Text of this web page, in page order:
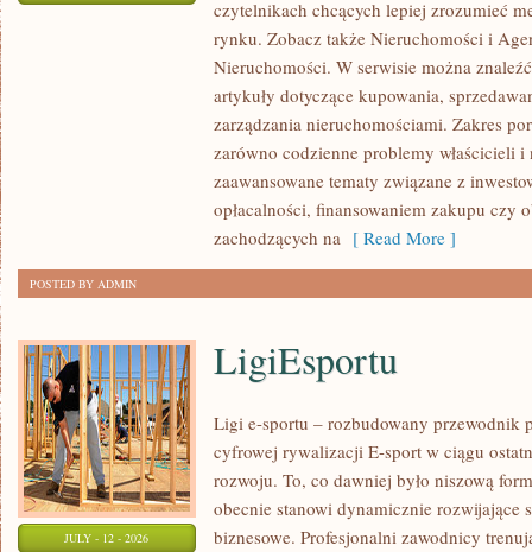
NIERUCHOMOŚCI
czytelnikach chcących lepiej zrozumieć
rynku. Zobacz także Nieruchomości i
Nieruchomości. W serwisie można
artykuły dotyczące kupowania,
zarządzania nieruchomościami. Zakres
zarówno codzienne problemy właścicieli
zaawansowane tematy związane z
opłacalności, finansowaniem zakupu czy
zachodzących na [ Read More ]
POSTED BY ADMIN
JULY - 12 - 2026
LigiEsportu
Ligi e-sportu – rozbudowany przewodnik
cyfrowej rywalizacji E-sport w ciągu
rozwoju. To, co dawniej było niszową
obecnie stanowi dynamicznie rozwijające
biznesowe. Profesjonalni zawodnicy